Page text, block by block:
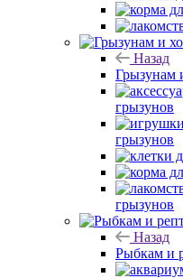
Назад
Грызунам
грызунов
грызунов
грызунов
Назад
Рыбкам и